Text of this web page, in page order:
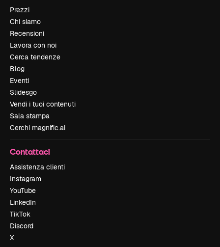
Prezzi
Chi siamo
Recensioni
Lavora con noi
Cerca tendenze
Blog
Eventi
Slidesgo
Vendi i tuoi contenuti
Sala stampa
Cerchi magnific.ai
Contattaci
Assistenza clienti
Instagram
YouTube
LinkedIn
TikTok
Discord
X